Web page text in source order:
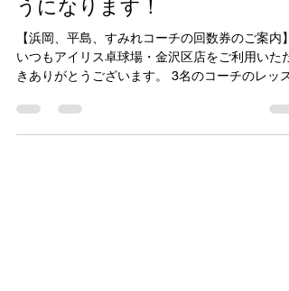
横須賀店でも回数券が使えるよ
うになります！
【浜岡、平島、すみれコーチの回数券のご案内】
いつもアイリス卓球場・金沢区店をご利用いただ
きありがとうございます。 3名のコーチのレッス